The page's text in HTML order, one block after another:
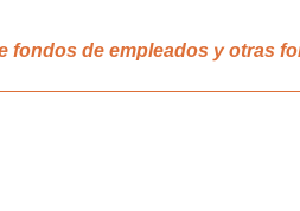
fondos de empleados y otras